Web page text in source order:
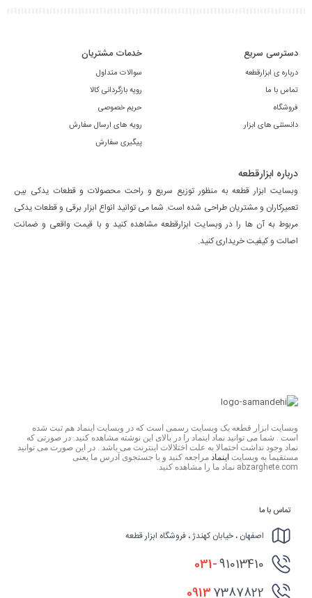
دسترسی سریع
درباره ی ابزارقطعه
تماس با ما
فروشگاه
دانستنی های ابزار
خدمات مشتریان
سوالات متداول
رویه بازگردانی کالا
حریم خصوصی
رویه های ارسال سفارش
پیگیری سفارش
درباره ابزارقطعه
وبسایت ابزار قطعه به منظور توزیع سریع و راحت محصولات و قطعات یدکی بین
تعمیرکاران و مشتریان طراحی شده است. شما می توانید انواع ابزار برقی و قطعات یدکی
مربوط به آن ها را در وبسایت ابزارقطعه مشاهده کنید و با قیمت واقعی و ضمانت
اصالت و کیفیت خریداری کنید.
وبسایت ابزار قطعه یک وبسایت رسمی است که در وبسایت اینماد هم ثبت شده
است . شما می توانید نماد اینماد را در بالای این نوشته مشاهده کنید. در صورتی که
نماد وجود نداشت احتمالا به علت اختلالات اینترنت می باشد . در این صورت می توانید
مستقیما به وبسایت اینماد مراجعه کنید و با جستجوی آدرس ما یعنی
abzarghete.com نماد ما را مشاهده کنید.
تماس با ما
اصفهان ، خیابان کهندژ ، فروشگاه ابزار قطعه
031-91013410
09137387822